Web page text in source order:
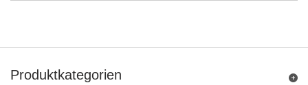
Produktkategorien